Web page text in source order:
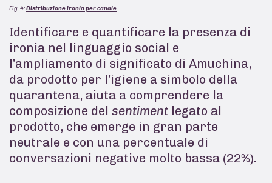
Fig. 4:Distribuzione ironia per canale.
Identificare e quantificare la presenza di
ironia nel linguaggio social e
l’ampliamento di significato di Amuchina,
da prodotto per l’igiene a simbolo della
quarantena, aiuta a comprendere la
composizione del sentiment legato al
prodotto, che emerge in gran parte
neutrale e con una percentuale di
conversazioni negative molto bassa (22%).